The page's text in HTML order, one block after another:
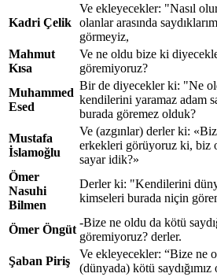
Kadri Çelik
Ve ekleyecekler: "Nasıl
olanlar arasında
görmeyiz,
Mahmut
Kısa
Ve ne oldu bize ki
göremiyoruz?
Muhammed
Esed
Bir de diyecekler ki: "Ne
kendilerini yaramaz adam
burada göremez olduk?
Mustafa
İslamoğlu
Ve (azgınlar) derler ki:
erkekleri görüyoruz ki, biz
sayar idik?»
Ömer
Nasuhi
Bilmen
Derler ki: "Kendilerini
kimseleri burada niçin
Ömer Öngüt
-Bize ne oldu da kötü
göremiyoruz? derler.
Şaban Piriş
Ve ekleyecekler: “Bize ne
(dünyada) kötü